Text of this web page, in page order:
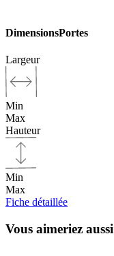
DimensionsPortes
Largeur
Min
Max
Hauteur
Min
Max
Fiche détaillée
Vous aimeriez aussi